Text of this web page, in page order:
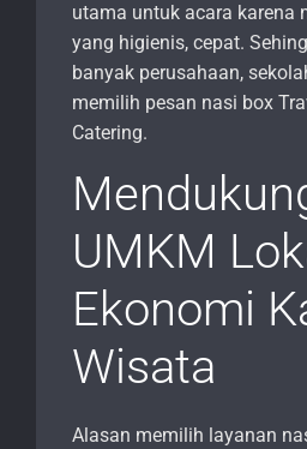
utama untuk acara karena
yang higienis, cepat.
banyak perusahaan,
memilih pesan nasi box
Catering.
UMKM
Ekonomi
Wisata
Alasan memilih layanan